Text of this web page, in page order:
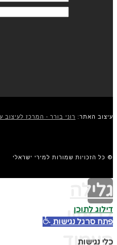
עיצוב האתר: רוני בורר - המרכז לעיצוב
© כל הזכויות שמורות למירי ישראלי
גלילה
לראש
דילוג לתוכן
פתח סרגל נגישות
כלי נגישות